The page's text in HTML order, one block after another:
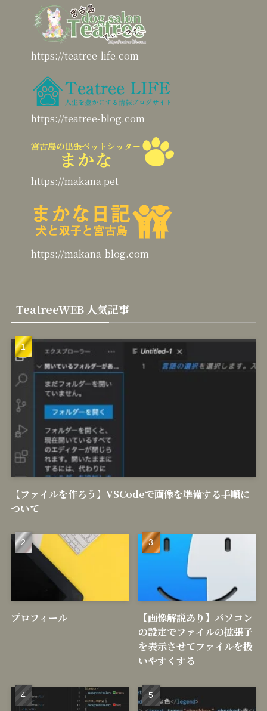
https://teatree-life.com
https://teatree-blog.com
https://makana.pet
https://makana-blog.com
TeatreeWEB 人気記事
【ファイルを作ろう】VSCodeで画像を準備する手順に
ついて
プロフィール
【画像解説あり】パソコン
の設定でファイルの拡張子
を表示させてファイルを扱
いやすくする